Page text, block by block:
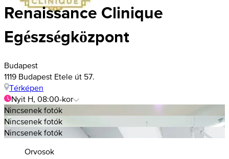
Renaissance Clinique
Egészségközpont
Budapest
1119 Budapest Etele út 57.
Térképen
Nyit H, 08:00-kor
Nincsenek fotók
Nincsenek fotók
Nincsenek fotók
Orvosok